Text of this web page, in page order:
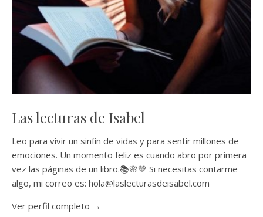
Las lecturas de Isabel
Leo para vivir un sinfín de vidas y para sentir millones de
emociones. Un momento feliz es cuando abro por primera
vez las páginas de un libro.📚🌸💚 Si necesitas contarme
algo, mi correo es: hola@laslecturasdeisabel.com
Ver perfil completo →